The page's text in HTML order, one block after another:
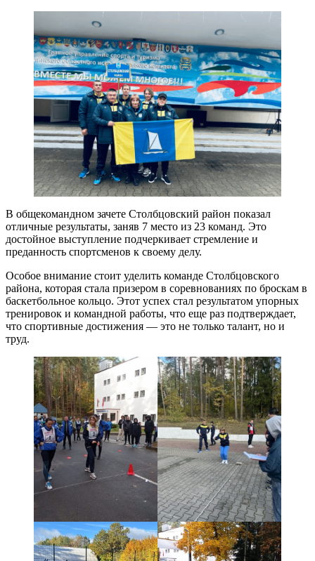
В общекомандном зачете Столбцовский район показал
отличные результаты, заняв 7 место из 23 команд. Это
достойное выступление подчеркивает стремление и
преданность спортсменов к своему делу.
Особое внимание стоит уделить команде Столбцовского
района, которая стала призером в соревнованиях по броскам в
баскетбольное кольцо. Этот успех стал результатом упорных
тренировок и командной работы, что еще раз подтверждает,
что спортивные достижения — это не только талант, но и
труд.